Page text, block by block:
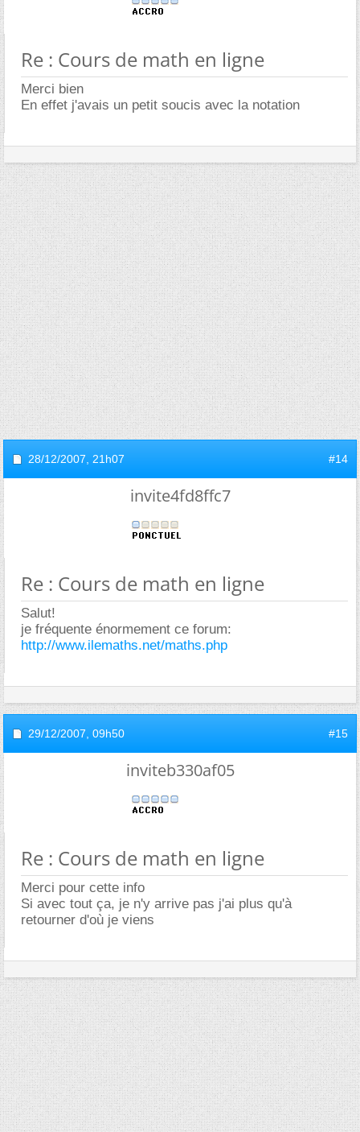
Re : Cours de math en ligne
Merci bien
En effet j'avais un petit soucis avec la notation
28/12/2007, 21h07 #14
invite4fd8ffc7
Re : Cours de math en ligne
Salut!
je fréquente énormement ce forum:
http://www.ilemaths.net/maths.php
29/12/2007, 09h50 #15
inviteb330af05
Re : Cours de math en ligne
Merci pour cette info
Si avec tout ça, je n'y arrive pas j'ai plus qu'à
retourner d'où je viens